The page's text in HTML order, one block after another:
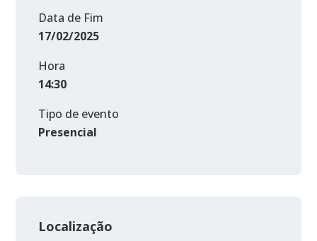
Data de Fim
17/02/2025
Hora
14:30
Tipo de evento
Presencial
Localização